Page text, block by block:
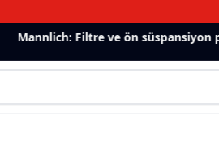
Mannlich: Filtre ve ön süspansiyon